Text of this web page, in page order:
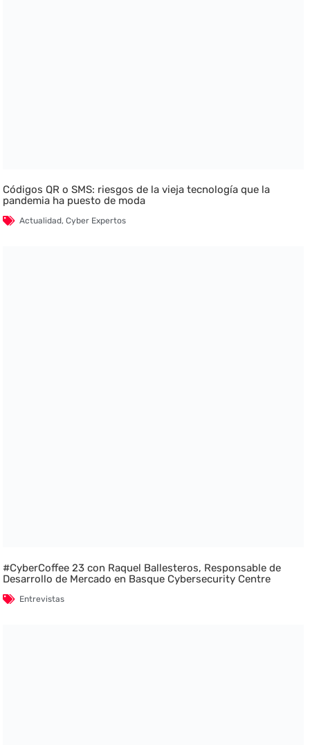
Códigos QR o SMS: riesgos de la vieja tecnología que la
pandemia ha puesto de moda
Actualidad,Cyber Expertos
#CyberCoffee 23 con Raquel Ballesteros, Responsable de
Desarrollo de Mercado en Basque Cybersecurity Centre
Entrevistas